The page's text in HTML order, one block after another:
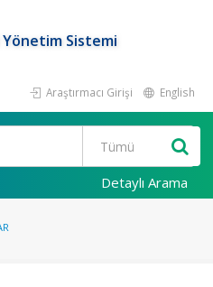
Sistemi
Araştırmacı Girişi English
Detaylı Arama